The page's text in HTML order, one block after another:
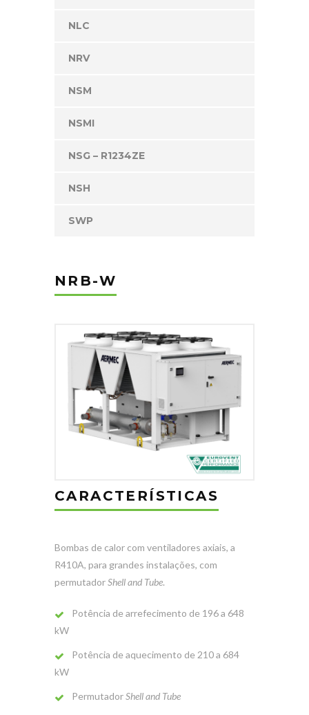
NLC
NRV
NSM
NSMI
NSG – R1234ZE
NSH
SWP
NRB-W
CARACTERÍSTICAS
Bombas de calor com ventiladores axiais, a
R410A, para grandes instalações, com
permutadorShell and Tube.
Potência de arrefecimento de 196 a 648
kW
Potência de aquecimento de 210 a 684
kW
PermutadorShell and Tube